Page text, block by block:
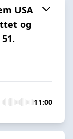
USA
og
11:00